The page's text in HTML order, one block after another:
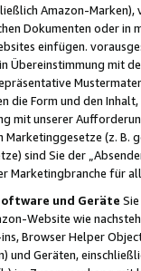
Amazon-
Dokumenten oder in
einfügen.
Übereinstimmung mit
die Form und den
mit unserer
(z. B.
sind Sie der
Marketingbranche für
und Geräte
Website wie
Browser Helper
und Geräten,